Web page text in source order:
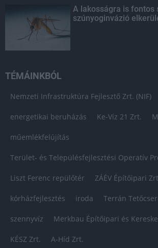
A lakosságra is fontos
szúnyoginvázió
TÉMÁINKBÓL
Nemzeti Infrastruktúra Fejlesztő Zrt. (NIF)
energetikai beruházás Ke-Víz 21 Zrt.
műemlékfelújítás
Terület- és Településfejlesztési Operatív
Liszt Ferenc repülőtér ZÁÉV Építőipari
kórházfejlesztés iroda Terrán
szennyvíz Merkbau Építőipari és
KÉSZ Zrt. A-Híd Zrt.